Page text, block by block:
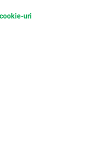
uri